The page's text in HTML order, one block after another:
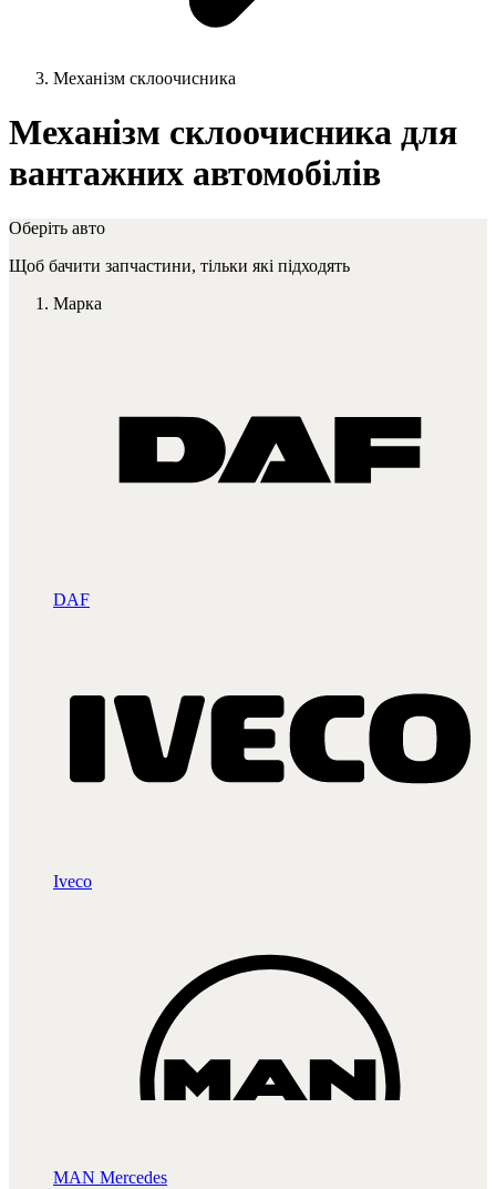
Механізм склоочисника
Механізм склоочисника для
вантажних автомобілів
Оберіть авто
Щоб бачити запчастини, тільки які підходять
Марка
DAF
Iveco
MAN Mercedes